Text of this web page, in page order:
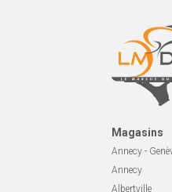
Magasins
Annecy -
Annecy
Albertville